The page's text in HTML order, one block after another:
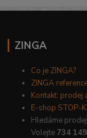
ZINGA
Co je ZINGA?
ZINGA
Kontakt: prodej
E-shop STOP-
Hledáme
Volejte 734